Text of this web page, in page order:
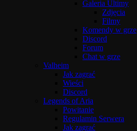
Galeria Ultimy
Zdjęcia
Filmy
Komendy w grze
Discord
Forum
Chat w grze
Valheim
Jak zagrać
Wieści
Discord
Legends of Aria
Powitanie
Regulamin Serwera
Jak zagrać